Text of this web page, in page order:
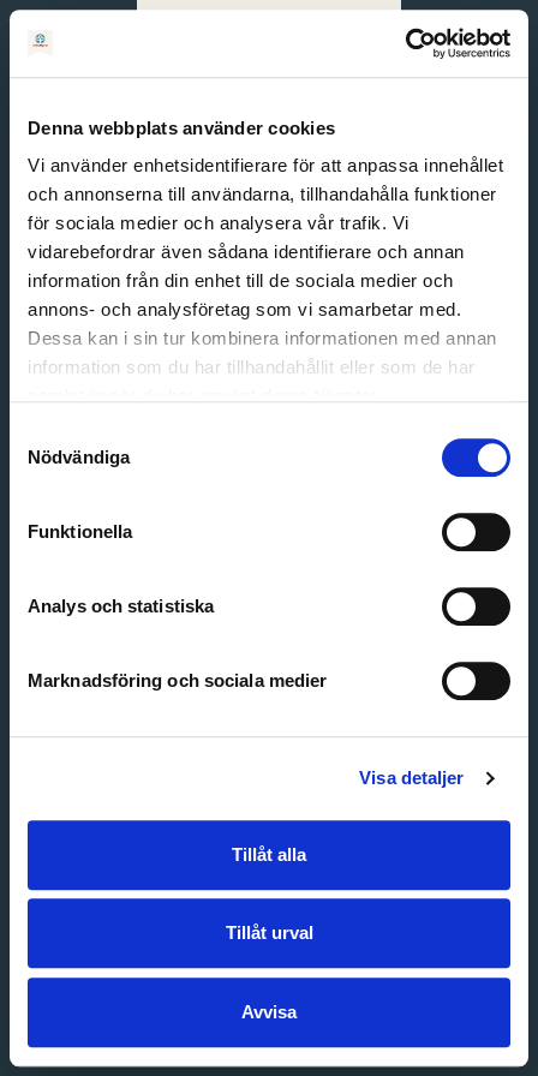
Denna webbplats använder cookies
Vi använder enhetsidentifierare för att anpassa innehållet
och annonserna till användarna, tillhandahålla funktioner
för sociala medier och analysera vår trafik. Vi
vidarebefordrar även sådana identifierare och annan
information från din enhet till de sociala medier och
annons- och analysföretag som vi samarbetar med.
Dessa kan i sin tur kombinera informationen med annan
information som du har tillhandahållit eller som de har
Nödvändiga
Funktionella
Analys och statistiska
Marknadsföring och sociala medier
Visa detaljer
Tillåt alla
Tillåt urval
Avvisa
English
Svenska
Email address
Customer service